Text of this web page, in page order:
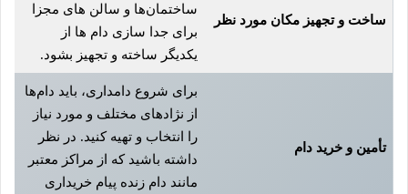
ساخت و تجهیز مکان مورد نظر
ساختمان‌ها و سالن های مجزا
برای جدا سازی دام ها از
یکدیگر ساخته و تجهیز بشود.
تأمین و خرید دام
برای شروع دامداری، باید دام‌ها
از نژادهای مختلف و مورد نیاز
را انتخاب و تهیه کنید. در نظر
داشته باشید که از مراکز معتبر
مانند دام زنده پیام خریداری